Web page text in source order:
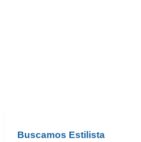
Buscamos Estilista